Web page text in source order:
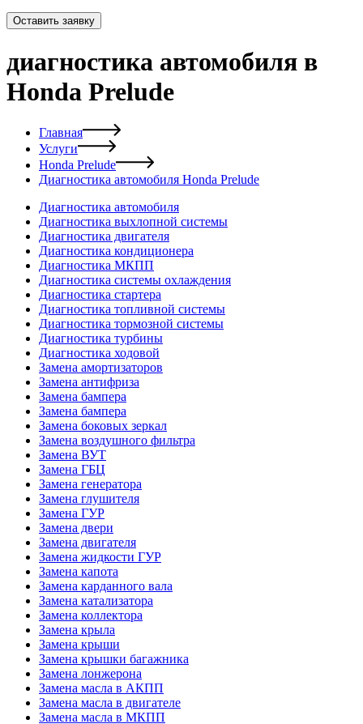
Оставить заявку
диагностика автомобиля в
Honda Prelude
Главная
Услуги
Honda Prelude
Диагностика автомобиля Honda Prelude
Диагностика автомобиля
Диагностика выхлопной системы
Диагностика двигателя
Диагностика кондиционера
Диагностика МКПП
Диагностика системы охлаждения
Диагностика стартера
Диагностика топливной системы
Диагностика тормозной системы
Диагностика турбины
Диагностика ходовой
Замена амортизаторов
Замена антифриза
Замена бампера
Замена бампера
Замена боковых зеркал
Замена воздушного фильтра
Замена ВУТ
Замена ГБЦ
Замена генератора
Замена глушителя
Замена ГУР
Замена двери
Замена двигателя
Замена жидкости ГУР
Замена капота
Замена карданного вала
Замена катализатора
Замена коллектора
Замена крыла
Замена крыши
Замена крышки багажника
Замена лонжерона
Замена масла в АКПП
Замена масла в двигателе
Замена масла в МКПП